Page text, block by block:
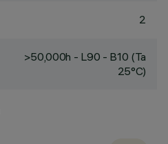
2
>50,000h - L90 - B10 (Ta
25°C)